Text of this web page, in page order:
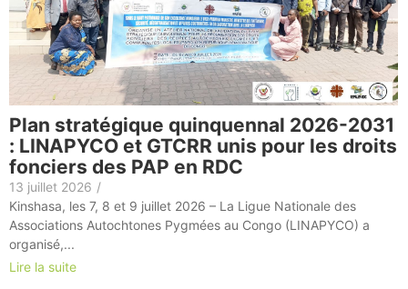
Plan stratégique quinquennal 2026-2031
: LINAPYCO et GTCRR unis pour les droits
fonciers des PAP en RDC
13 juillet 2026 /
Kinshasa, les 7, 8 et 9 juillet 2026 – La Ligue Nationale des
Associations Autochtones Pygmées au Congo (LINAPYCO) a
organisé,...
Lire la suite